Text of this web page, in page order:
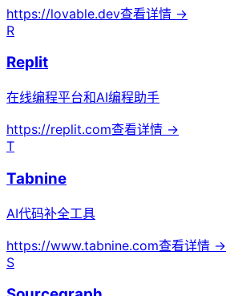
https://lovable.dev查看详情 →
R
Replit
在线编程平台和AI编程助手
https://replit.com查看详情 →
T
Tabnine
AI代码补全工具
https://www.tabnine.com查看详情 →
S